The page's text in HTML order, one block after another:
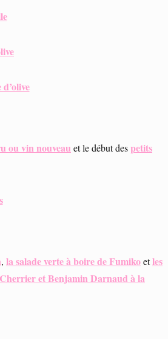
ou vin nouveauet le début despetits
, la salade verte à boire de Fumikoetles
et Benjamin Darnaud à la